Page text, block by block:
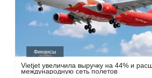
Финансы
Vietjet увеличила выручку на 44% и
международную сеть полетов